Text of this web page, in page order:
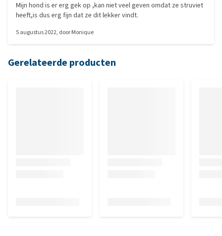
Mijn hond is er erg gek op ,kan niet veel geven omdat ze struviet
heeft,is dus erg fijn dat ze dit lekker vindt.
5 augustus 2022, doorMonique
Gerelateerde producten